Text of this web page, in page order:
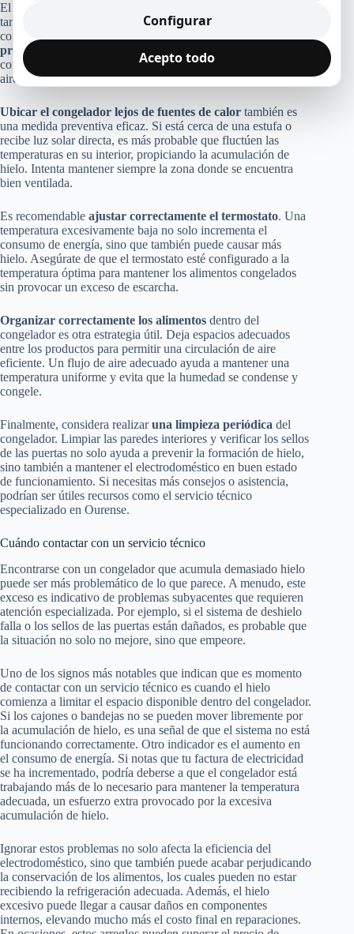
El exceso de hielo en el congelador puede ser una molestia,
tanto para el almacenamiento de alimentos como para el
consumo energético.Una forma sencilla de prevenir este
problema
es asegurarte de cerrar bien la puerta del
congelador. Las puertas mal selladas permiten la entrada de
aire caliente, lo que acelera la formación de hielo.
Ubicar el congelador lejos de fuentes de calor también es
una medida preventiva eficaz. Si está cerca de una estufa o
recibe luz solar directa, es más probable que fluctúen las
temperaturas en su interior, propiciando la acumulación de
hielo. Intenta mantener siempre la zona donde se encuentra
bien ventilada.
Es recomendable ajustar correctamente el termostato. Una
temperatura excesivamente baja no solo incrementa el
consumo de energía, sino que también puede causar más
hielo. Asegúrate de que el termostato esté configurado a la
temperatura óptima para mantener los alimentos congelados
sin provocar un exceso de escarcha.
Organizar correctamente los alimentos dentro del
congelador es otra estrategia útil. Deja espacios adecuados
entre los productos para permitir una circulación de aire
eficiente. Un flujo de aire adecuado ayuda a mantener una
temperatura uniforme y evita que la humedad se condense y
congele.
Finalmente, considera realizaruna limpieza periódica del
congelador. Limpiar las paredes interiores y verificar los sellos
de las puertas no solo ayuda a prevenir la formación de hielo,
sino también a mantener el electrodoméstico en buen estado
de funcionamiento. Si necesitas más consejos o asistencia,
podrían ser útiles recursos como el servicio técnico
especializado en Ourense.
Cuándo contactar con un servicio técnico
Encontrarse con un congelador que acumula demasiado hielo
puede ser más problemático de lo que parece. A menudo, este
exceso es indicativo de problemas subyacentes que requieren
atención especializada. Por ejemplo, si el sistema de deshielo
falla o los sellos de las puertas están dañados, es probable que
la situación no solo no mejore, sino que empeore.
Uno de los signos más notables que indican que es momento
de contactar con un servicio técnico es cuando el hielo
comienza a limitar el espacio disponible dentro del congelador.
Si los cajones o bandejas no se pueden mover libremente por
la acumulación de hielo, es una señal de que el sistema no está
funcionando correctamente. Otro indicador es el aumento en
el consumo de energía. Si notas que tu factura de electricidad
se ha incrementado, podría deberse a que el congelador está
trabajando más de lo necesario para mantener la temperatura
adecuada, un esfuerzo extra provocado por la excesiva
acumulación de hielo.
Ignorar estos problemas no solo afecta la eficiencia del
electrodoméstico, sino que también puede acabar perjudicando
la conservación de los alimentos, los cuales pueden no estar
recibiendo la refrigeración adecuada. Además, el hielo
excesivo puede llegar a causar daños en componentes
internos, elevando mucho más el costo final en reparaciones.
Configurar
Acepto todo